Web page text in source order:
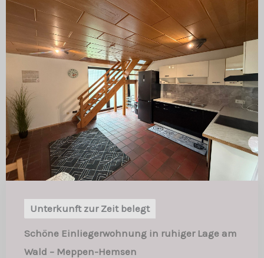
Unterkunft zur Zeit belegt
Schöne Einliegerwohnung in ruhiger Lage am
Wald – Meppen-Hemsen